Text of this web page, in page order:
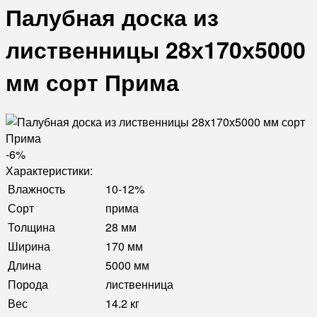
Палубная доска из
лиственницы 28х170х5000
мм сорт Прима
-6%
Характеристики:
Влажность
10-12%
Сорт
прима
Толщина
28 мм
Ширина
170 мм
Длина
5000 мм
Порода
лиственница
Вес
14.2 кг